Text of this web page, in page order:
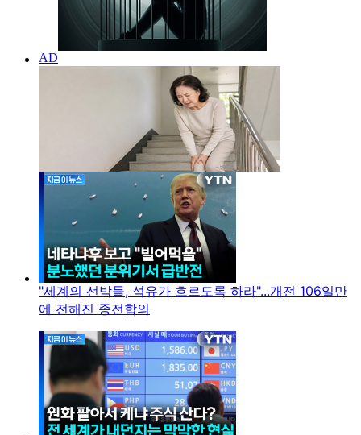
"세계의 선박들, 석유가 흐르도록 하라"...개전 106일만
에 전해진 종전합의